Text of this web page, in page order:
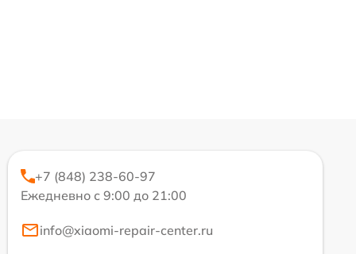
+7 (848) 238-60-97
Ежедневно с 9:00 до 21:00
info@xiaomi-repair-center.ru